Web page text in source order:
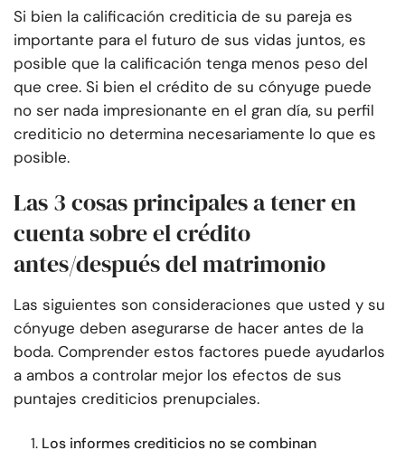
Si bien la calificación crediticia de su pareja es
importante para el futuro de sus vidas juntos, es
posible que la calificación tenga menos peso del
que cree. Si bien el crédito de su cónyuge puede
no ser nada impresionante en el gran día, su perfil
crediticio no determina necesariamente lo que es
posible.
Las 3 cosas principales a tener en
cuenta sobre el crédito
antes/después del matrimonio
Las siguientes son consideraciones que usted y su
cónyuge deben asegurarse de hacer antes de la
boda. Comprender estos factores puede ayudarlos
a ambos a controlar mejor los efectos de sus
puntajes crediticios prenupciales.
Los informes crediticios no se combinan